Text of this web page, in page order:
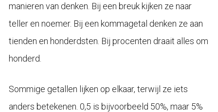
manieren van denken. Bij een breuk kijken ze naar
teller en noemer. Bij een kommagetal denken ze aan
tienden en honderdsten. Bij procenten draait alles om
honderd.
Sommige getallen lijken op elkaar, terwijl ze iets
anders betekenen. 0,5 is bijvoorbeeld 50%, maar 5%